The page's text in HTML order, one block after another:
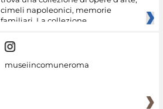
cimeli napoleonici, memorie
familiari. La collezione
museiincomuneroma